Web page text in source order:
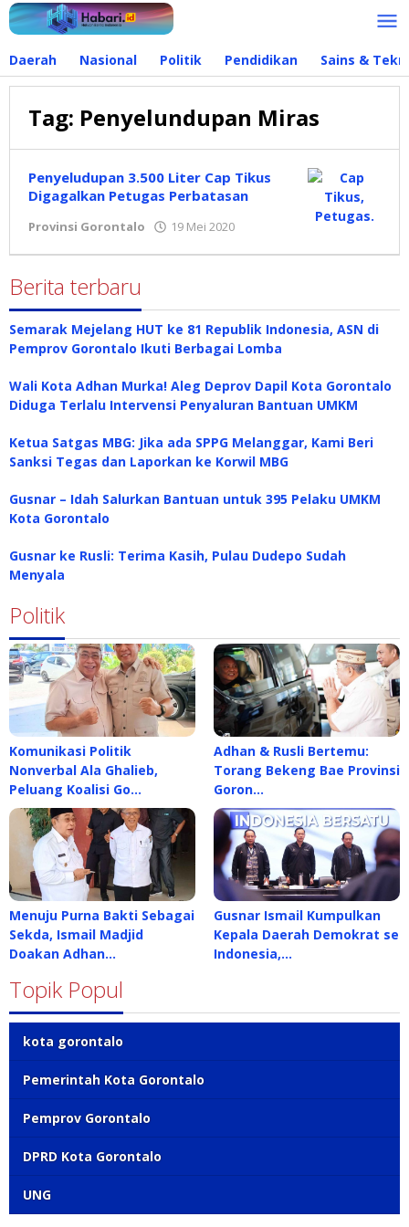
Lewati
ke
Daerah Nasional Politik Pendidikan Sains &
Tag: Penyelundupan Miras
Penyeludupan 3.500 Liter Cap Tikus
Digagalkan Petugas Perbatasan
Provinsi Gorontalo 19 Mei 2020
Berita terbaru
Semarak Mejelang HUT ke 81 Republik Indonesia, ASN di
Pemprov Gorontalo Ikuti Berbagai Lomba
Wali Kota Adhan Murka! Aleg Deprov Dapil Kota Gorontalo
Diduga Terlalu Intervensi Penyaluran Bantuan UMKM
Ketua Satgas MBG: Jika ada SPPG Melanggar, Kami Beri
Sanksi Tegas dan Laporkan ke Korwil MBG
Gusnar – Idah Salurkan Bantuan untuk 395 Pelaku UMKM
Kota Gorontalo
Gusnar ke Rusli: Terima Kasih, Pulau Dudepo Sudah
Menyala
Politik
Komunikasi Politik
Nonverbal Ala Ghalieb,
Peluang Koalisi Go…
Adhan & Rusli Bertemu:
Torang Bekeng Bae Provinsi
Goron…
Menuju Purna Bakti Sebagai
Sekda, Ismail Madjid
Doakan Adhan…
Gusnar Ismail Kumpulkan
Kepala Daerah Demokrat se
Indonesia,…
Topik Popul
kota gorontalo
Pemerintah Kota Gorontalo
Pemprov Gorontalo
DPRD Kota Gorontalo
UNG